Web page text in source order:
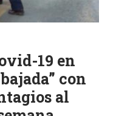
19 en
con
al